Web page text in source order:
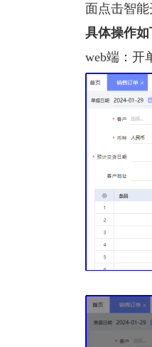
面点击智
具体操作如
web端：开